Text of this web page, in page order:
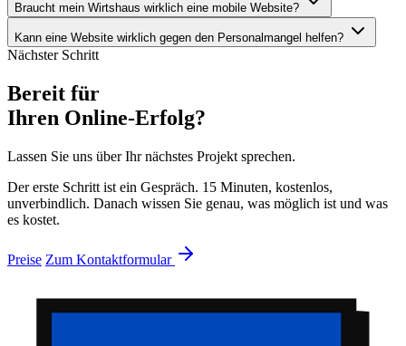
Braucht mein Wirtshaus wirklich eine mobile Website?
Kann eine Website wirklich gegen den Personalmangel helfen?
Nächster Schritt
Bereit für
Ihren Online-Erfolg?
Lassen Sie uns über Ihr nächstes Projekt sprechen.
Der erste Schritt ist ein Gespräch. 15 Minuten, kostenlos,
unverbindlich. Danach wissen Sie genau, was möglich ist und was
es kostet.
Preise Zum Kontaktformular